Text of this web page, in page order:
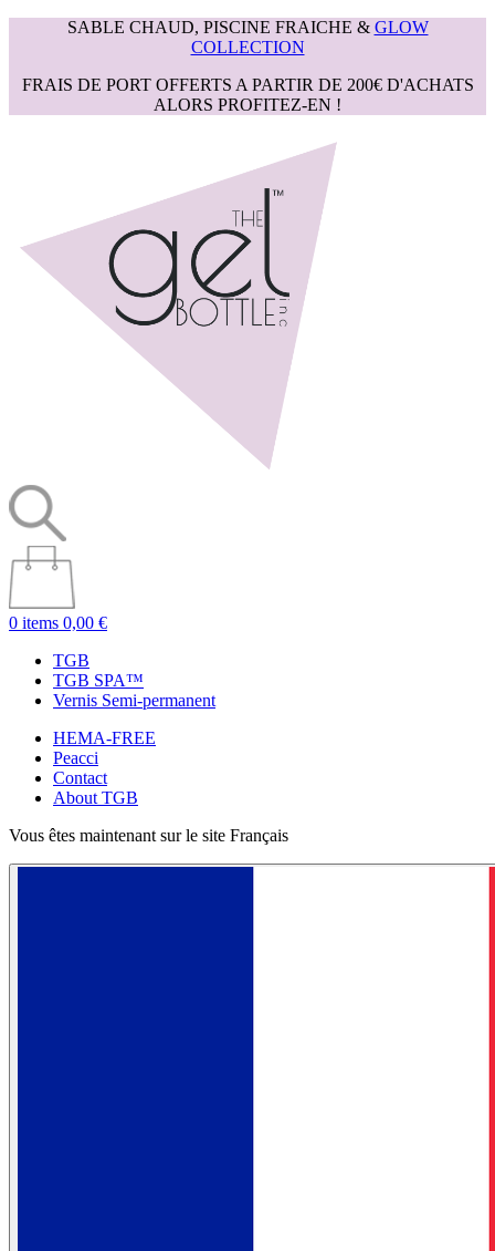
SABLE CHAUD, PISCINE FRAICHE & GLOW
COLLECTION
FRAIS DE PORT OFFERTS A PARTIR DE 200€ D'ACHATS
ALORS PROFITEZ-EN !
0 items 0,00 €
TGB
TGB SPA™
Vernis Semi-permanent
HEMA-FREE
Peacci
Contact
About TGB
Vous êtes maintenant sur le site Français